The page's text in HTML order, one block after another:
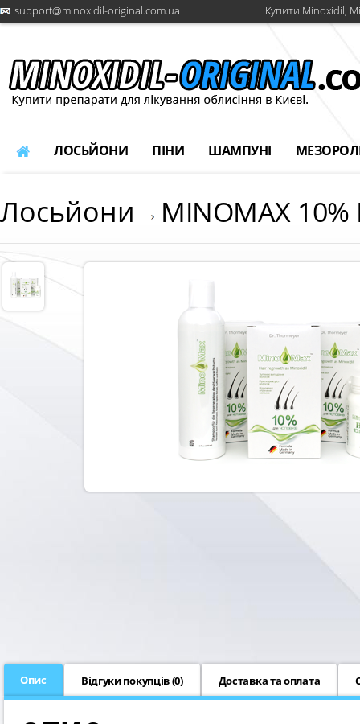
support@minoxidil-original.com.ua Купити Minoxidil,
ЛОСЬЙОНИ ПІНИ ШАМПУНІ
Лосьйони MINOMAX
Опис Відгуки покупців (0) Доставка та оплата